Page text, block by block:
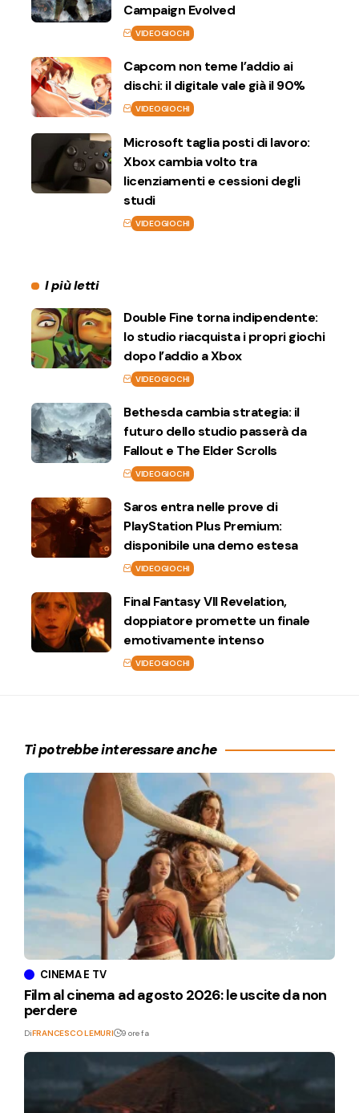
Campaign Evolved
VIDEOGIOCHI
Capcom non teme l’addio ai
dischi: il digitale vale già il 90%
VIDEOGIOCHI
Microsoft taglia posti di lavoro:
Xbox cambia volto tra
licenziamenti e cessioni degli
studi
VIDEOGIOCHI
I più letti
Double Fine torna indipendente:
lo studio riacquista i propri giochi
dopo l’addio a Xbox
VIDEOGIOCHI
Bethesda cambia strategia: il
futuro dello studio passerà da
Fallout e The Elder Scrolls
VIDEOGIOCHI
Saros entra nelle prove di
PlayStation Plus Premium:
disponibile una demo estesa
VIDEOGIOCHI
Final Fantasy VII Revelation,
doppiatore promette un finale
emotivamente intenso
VIDEOGIOCHI
Ti potrebbe interessare anche
CINEMA E TV
Film al cinema ad agosto 2026: le uscite da non
perdere
DiFRANCESCO LEMURI 9 ore fa